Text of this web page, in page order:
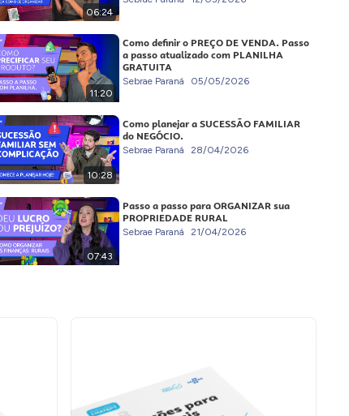
06:24
11:20
Como definir o PREÇO DE VENDA. Passo
a passo atualizado com PLANILHA
GRATUITA
Sebrae Paraná 05/05/2026
10:28
Como planejar a SUCESSÃO FAMILIAR
do NEGÓCIO.
Sebrae Paraná 28/04/2026
07:43
Passo a passo para ORGANIZAR sua
PROPRIEDADE RURAL
Sebrae Paraná 21/04/2026